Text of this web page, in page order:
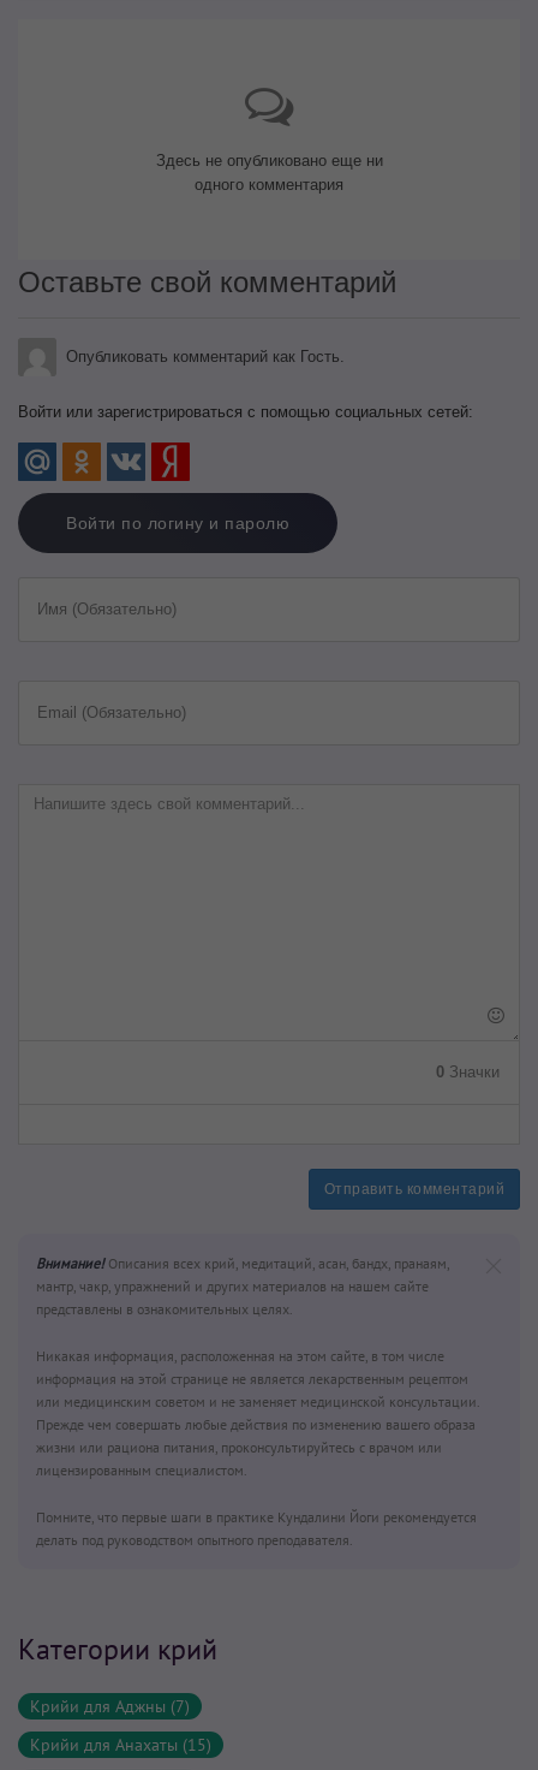
Здесь не опубликовано еще ни
одного комментария
Оставьте свой комментарий
Опубликовать комментарий как Гость.
Войти или зарегистрироваться с помощью социальных сетей:
Войти по логину и паролю
Имя (Обязательно)
Email (Обязательно)
0 Значки
Отправить комментарий
Внимание!Описания всех крий, медитаций, асан, бандх, пранаям,
мантр, чакр, упражнений и других материалов на нашем сайте
представлены в ознакомительных целях.
Никакая информация, расположенная на этом сайте, в том числе
информация на этой странице не является лекарственным рецептом
или медицинским советом и не заменяет медицинской консультации.
Прежде чем совершать любые действия по изменению вашего образа
жизни или рациона питания, проконсультируйтесь с врачом или
лицензированным специалистом.
Помните, что первые шаги в практике Кундалини Йоги рекомендуется
делать под руководством опытного преподавателя.
Категории крий
Крийи для Аджны (7)
Крийи для Анахаты (15)